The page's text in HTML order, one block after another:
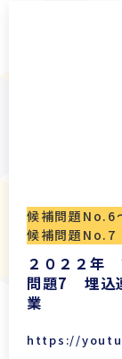
候補問題No.6
候補問題No.7
２０２２年
問題7 埋込
業
https://